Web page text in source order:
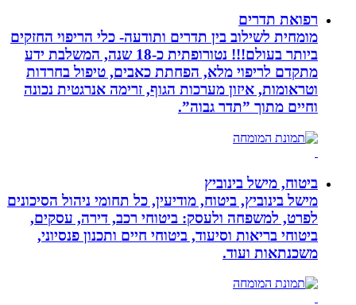
רפואת תדרים
מומחית לשילוב בין תדרים ותודעה- כלי הריפוי החזקים
ביותר בעולם!!! נטורופתית כ-18 שנה, המשלבת ידע
מתקדם לריפוי מלא, הפחתת כאבים, טיפול בחרדות
וטראומות, איזון מערכות הגוף, זרימה אנרגטית נכונה
וחיים מתוך ”תדר גבוה”.
ביטוח, מישל בינוביץ
מישל בינוביץ, ביטוח, מודיעין, כל תחומי ניהול הסיכונים
לפרט, למשפחה ולעסק: ביטוחי רכב, דירה, עסקים,
ביטוחי בריאות וסיעוד, ביטוחי חיים ותכנון פנסיוני,
משכנתאות ועוד.